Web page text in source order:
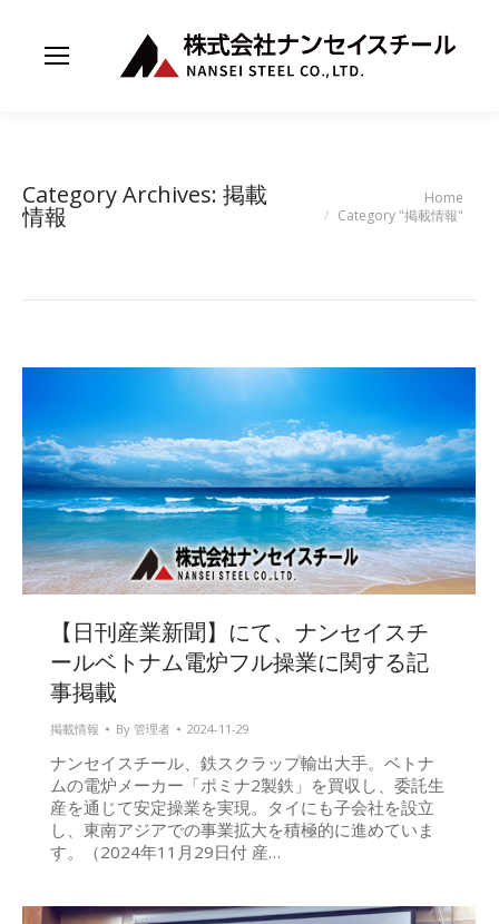
Category Archives: 掲載
情報
Home
Category "掲載情報"
【日刊産業新聞】にて、ナンセイスチ
ールベトナム電炉フル操業に関する記
事掲載
掲載情報 By 管理者 2024-11-29
ナンセイスチール、鉄スクラップ輸出大手。ベトナ
ムの電炉メーカー「ポミナ2製鉄」を買収し、委託生
産を通じて安定操業を実現。タイにも子会社を設立
し、東南アジアでの事業拡大を積極的に進めていま
す。（2024年11月29日付 産…